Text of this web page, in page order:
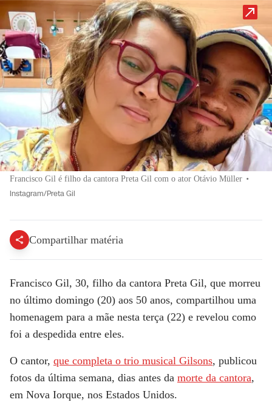
Francisco Gil é filho da cantora Preta Gil com o ator Otávio Müller •
Instagram/Preta Gil
Compartilhar matéria
Francisco Gil, 30, filho da cantora Preta Gil, que morreu
no último domingo (20) aos 50 anos, compartilhou uma
homenagem para a mãe nesta terça (22) e revelou como
foi a despedida entre eles.
O cantor, que completa o trio musical Gilsons, publicou
fotos da última semana, dias antes da morte da cantora,
em Nova Iorque, nos Estados Unidos.